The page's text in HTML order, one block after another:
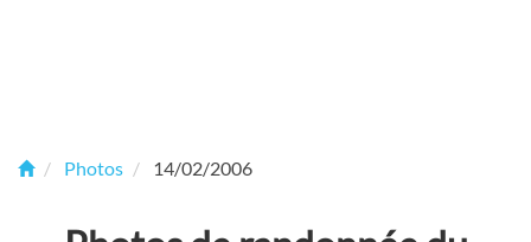
Photos 14/02/2006